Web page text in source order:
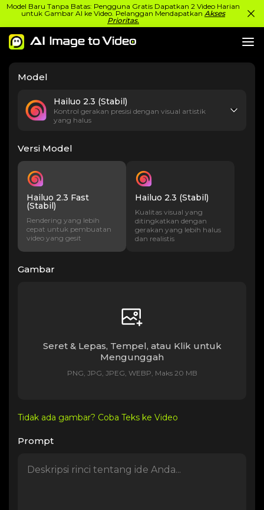
Model Baru Tanpa Batas: Pengguna Gratis Dapatkan 2 Video Harian
untuk Gambar AI ke Video. Pelanggan Mendapatkan Akses
Prioritas.
Model
Hailuo 2.3 (Stabil)
Kontrol gerakan presisi dengan visual artistik
yang halus
Versi Model
Hailuo 2.3 Fast
(Stabil)
Rendering yang lebih
cepat untuk pembuatan
video yang gesit
Hailuo 2.3 (Stabil)
Kualitas visual yang
ditingkatkan dengan
gerakan yang lebih halus
dan realistis
Gambar
Seret & Lepas, Tempel, atau Klik untuk
Mengunggah
PNG, JPG, JPEG, WEBP, Maks 20 MB
Tidak ada gambar? Coba Teks ke Video
Prompt